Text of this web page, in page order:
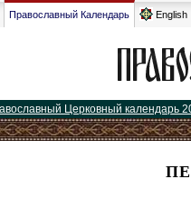
Православный Календарь English
Церковный календарь